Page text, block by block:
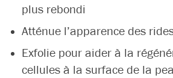
plus rebondi
Atténue l’apparence des
Exfolie pour aider à la
cellules à la surface de la